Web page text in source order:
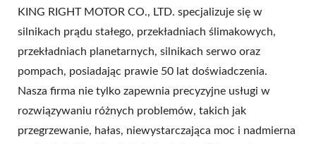
KING RIGHT MOTOR CO., LTD. specjalizuje się w
silnikach prądu stałego, przekładniach ślimakowych,
przekładniach planetarnych, silnikach serwo oraz
pompach, posiadając prawie 50 lat doświadczenia.
Nasza firma nie tylko zapewnia precyzyjne usługi w
rozwiązywaniu różnych problemów, takich jak
przegrzewanie, hałas, niewystarczająca moc i nadmierna